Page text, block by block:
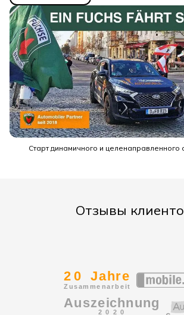
Старт динамичного и целенаправленного
Отзывы